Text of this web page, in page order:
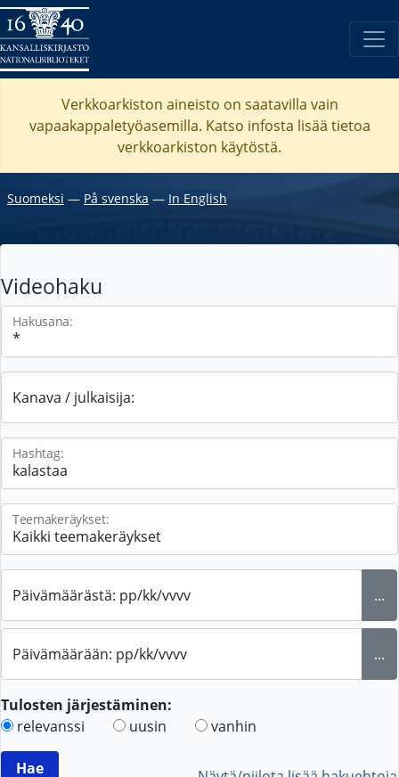
Verkkoarkiston aineisto on saatavilla vain
vapaakappaletyöasemilla. Katso infosta lisää tietoa
verkkoarkiston käytöstä.
Suomeksi ― På svenska ― In English
Videohaku
Hakusana:
Kanava / julkaisija:
Hashtag:
Teemakeräykset:
Päivämäärästä: pp/kk/vvvv ...
Päivämäärään: pp/kk/vvvv ...
Tulosten järjestäminen:
relevanssi
uusin vanhin